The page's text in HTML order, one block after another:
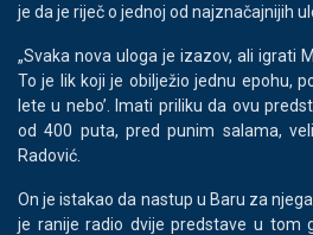
je da je riječ o jednoj od najznačajnijih
„Svaka nova uloga je izazov, ali igrati
To je lik koji je obilježio jednu epohu,
lete u nebo’. Imati priliku da ovu
od 400 puta, pred punim salama,
Radović.
On je istakao da nastup u Baru za
je ranije radio dvije predstave u tom